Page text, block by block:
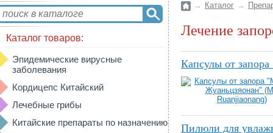
Каталог товаров:
Эпидемические вирусные
заболевания
Кордицепс Китайский
Лечебные грибы
Китайские препараты по назначению
→ Каталог →
Лечение
Капсулы от
Пилюли для